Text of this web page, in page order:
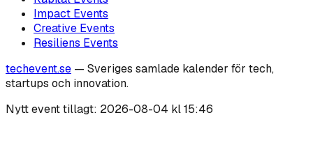
Impact Events
Creative Events
Resiliens Events
techevent.se — Sveriges samlade kalender för tech,
startups och innovation.
Nytt event tillagt: 2026-08-04 kl 15:46